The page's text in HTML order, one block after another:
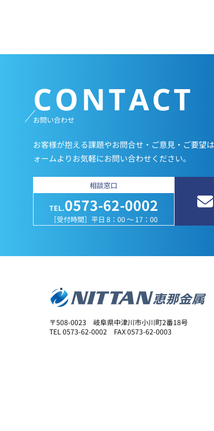
CONTACT
お問い合わせ
お客様が抱える課題やお問合せ・ご意見・ご要望
ォームよりお気軽にお問い合わせください。
相談窓口
TEL.0573-62-0002
［受付時間］平日 8：00 ～ 17：00
〒508-0023 岐阜県中津川市小川町2番18号
TEL 0573-62-0002 FAX 0573-62-0003